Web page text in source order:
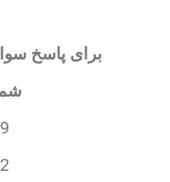
برای پاسخ